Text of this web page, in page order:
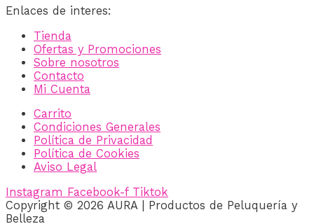
Enlaces de interes:
Tienda
Ofertas y Promociones
Sobre nosotros
Contacto
Mi Cuenta
Carrito
Condiciones Generales
Política de Privacidad
Política de Cookies
Aviso Legal
Instagram Facebook-f Tiktok
Copyright © 2026 AURA | Productos de Peluquería y
Belleza